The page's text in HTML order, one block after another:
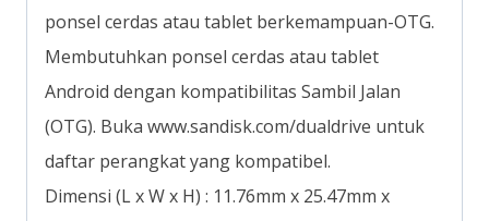
ponsel cerdas atau tablet berkemampuan-OTG.
Membutuhkan ponsel cerdas atau tablet
Android dengan kompatibilitas Sambil Jalan
(OTG). Buka www.sandisk.com/dualdrive untuk
daftar perangkat yang kompatibel.
Dimensi (L x W x H) : 11.76mm x 25.47mm x